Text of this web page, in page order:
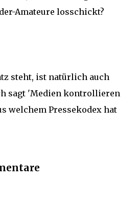
Amateure losschickt?
steht, ist natürlich auch
sagt 'Medien kontrollieren
welchem Pressekodex hat